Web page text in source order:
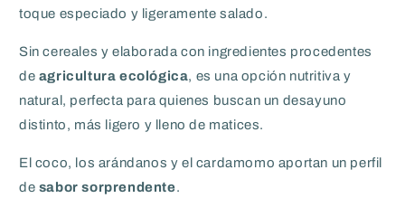
toque especiado y ligeramente salado.
Sin cereales y elaborada con ingredientes procedentes
de agricultura ecológica, es una opción nutritiva y
natural, perfecta para quienes buscan un desayuno
distinto, más ligero y lleno de matices.
El coco, los arándanos y el cardamomo aportan un perfil
de sabor sorprendente.